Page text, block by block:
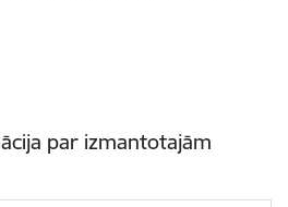
par izmantotajām